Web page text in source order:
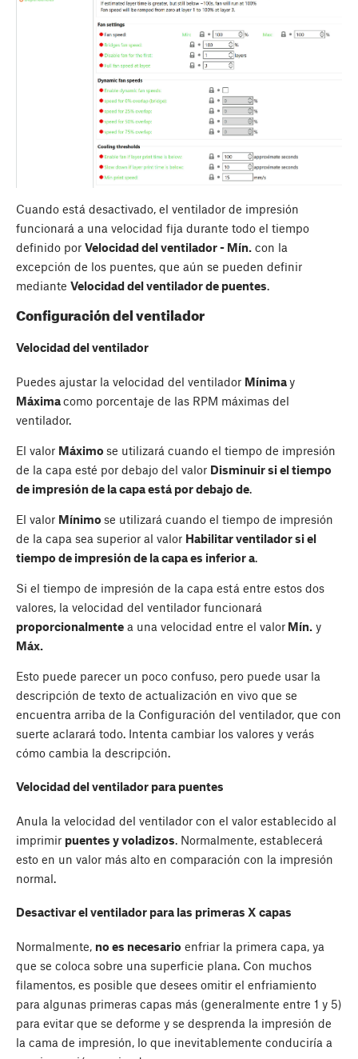
Cuando está desactivado, el ventilador de impresión
funcionará a una velocidad fija durante todo el tiempo
definido por Velocidad del ventilador - Mín. con la
excepción de los puentes, que aún se pueden definir
mediante Velocidad del ventilador de puentes.
Configuración del ventilador
Velocidad del ventilador
Puedes ajustar la velocidad del ventilador Mínimay
Máximacomo porcentaje de las RPM máximas del
ventilador.
El valor Máximo se utilizará cuando el tiempo de impresión
de la capa esté por debajo del valor Disminuir si el tiempo
de impresión de la capa está por debajo de
El valor Mínimo se utilizará cuando el tiempo de impresión
de la capa sea superior al valor Habilitar ventilador si el
tiempo de impresión de la capa es inferior a
Si el tiempo de impresión de la capa está entre estos dos
valores, la velocidad del ventilador funcionará
proporcionalmente a una velocidad entre el valor Mín. y
Máx.
Esto puede parecer un poco confuso, pero puede usar la
descripción de texto de actualización en vivo que se
encuentra arriba de la Configuración del ventilador, que con
suerte aclarará todo. Intenta cambiar los valores y verás
cómo cambia la descripción.
Velocidad del ventilador para puentes
Anula la velocidad del ventilador con el valor establecido al
imprimir puentes y voladizos. Normalmente, establecerá
esto en un valor más alto en comparación con la impresión
normal.
Desactivar el ventilador para las primeras X capas
Normalmente, no es necesario enfriar la primera capa, ya
que se coloca sobre una superficie plana. Con muchos
filamentos, es posible que desees omitir el enfriamiento
para algunas primeras capas más (generalmente entre 1 y 5)
para evitar que se deforme y se desprenda la impresión de
la cama de impresión, lo que inevitablemente conduciría a